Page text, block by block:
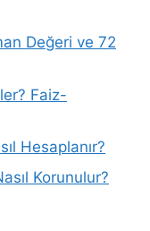
Değeri ve 72
Faiz-
Hesaplanır?
Korunulur?